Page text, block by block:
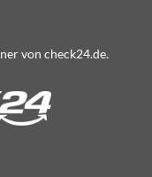
von check24.de.